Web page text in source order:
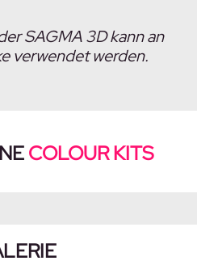
SAGMA 3D kann an
verwendet werden.
COLOUR KITS